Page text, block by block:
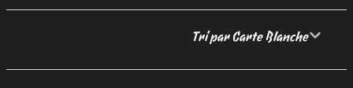
Tri par Carte Blanche